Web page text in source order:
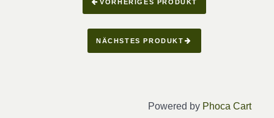
VORHERIGES PRODUKT
NÄCHSTES PRODUKT
Powered by Phoca Cart